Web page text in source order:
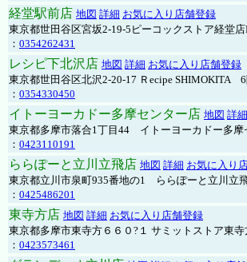
経堂駅前店 地図 詳細 お気に入り店舗登録
東京都世田谷区宮坂2-19-5ピーコックストア経堂店
： 0354262431
レシピ下北沢店 地図 詳細 お気に入り店舗登録
東京都世田谷区北沢2-20-17 Ｒecipe SHIMOKITA
： 0354330450
イトーヨーカドー多摩センター店 地図 詳細
東京都多摩市落合1丁目44 イトーヨーカドー多摩
： 0423110191
ららぽーと立川立飛店 地図 詳細 お気に入り
東京都立川市泉町935番地の1 ららぽーと立川立
： 0425486201
東寺方店 地図 詳細 お気に入り店舗登録
東京都多摩市東寺方６６０?１ サミットストア東寺
： 0423573461